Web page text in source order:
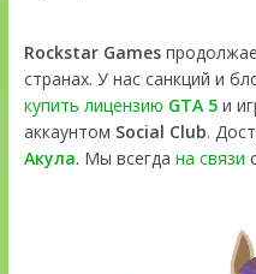
Rockstar Games
странах. У нас санкций и
купить лицензию GTA 5и
аккаунтом Social Club.
Акула. Мы всегда на связи